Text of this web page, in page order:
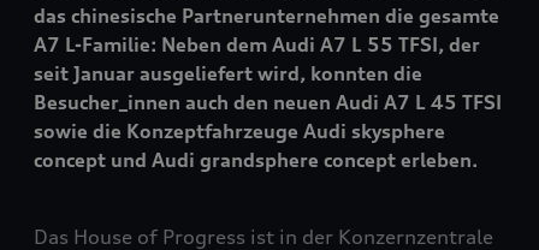
das chinesische Partnerunternehmen die gesamte
A7 L-Familie: Neben dem Audi A7 L 55 TFSI, der
seit Januar ausgeliefert wird, konnten die
Besucher_innen auch den neuen Audi A7 L 45 TFSI
sowie die Konzeptfahrzeuge Audi skysphere
concept und Audi grandsphere concept erleben.
Das House of Progress ist in der Konzernzentrale